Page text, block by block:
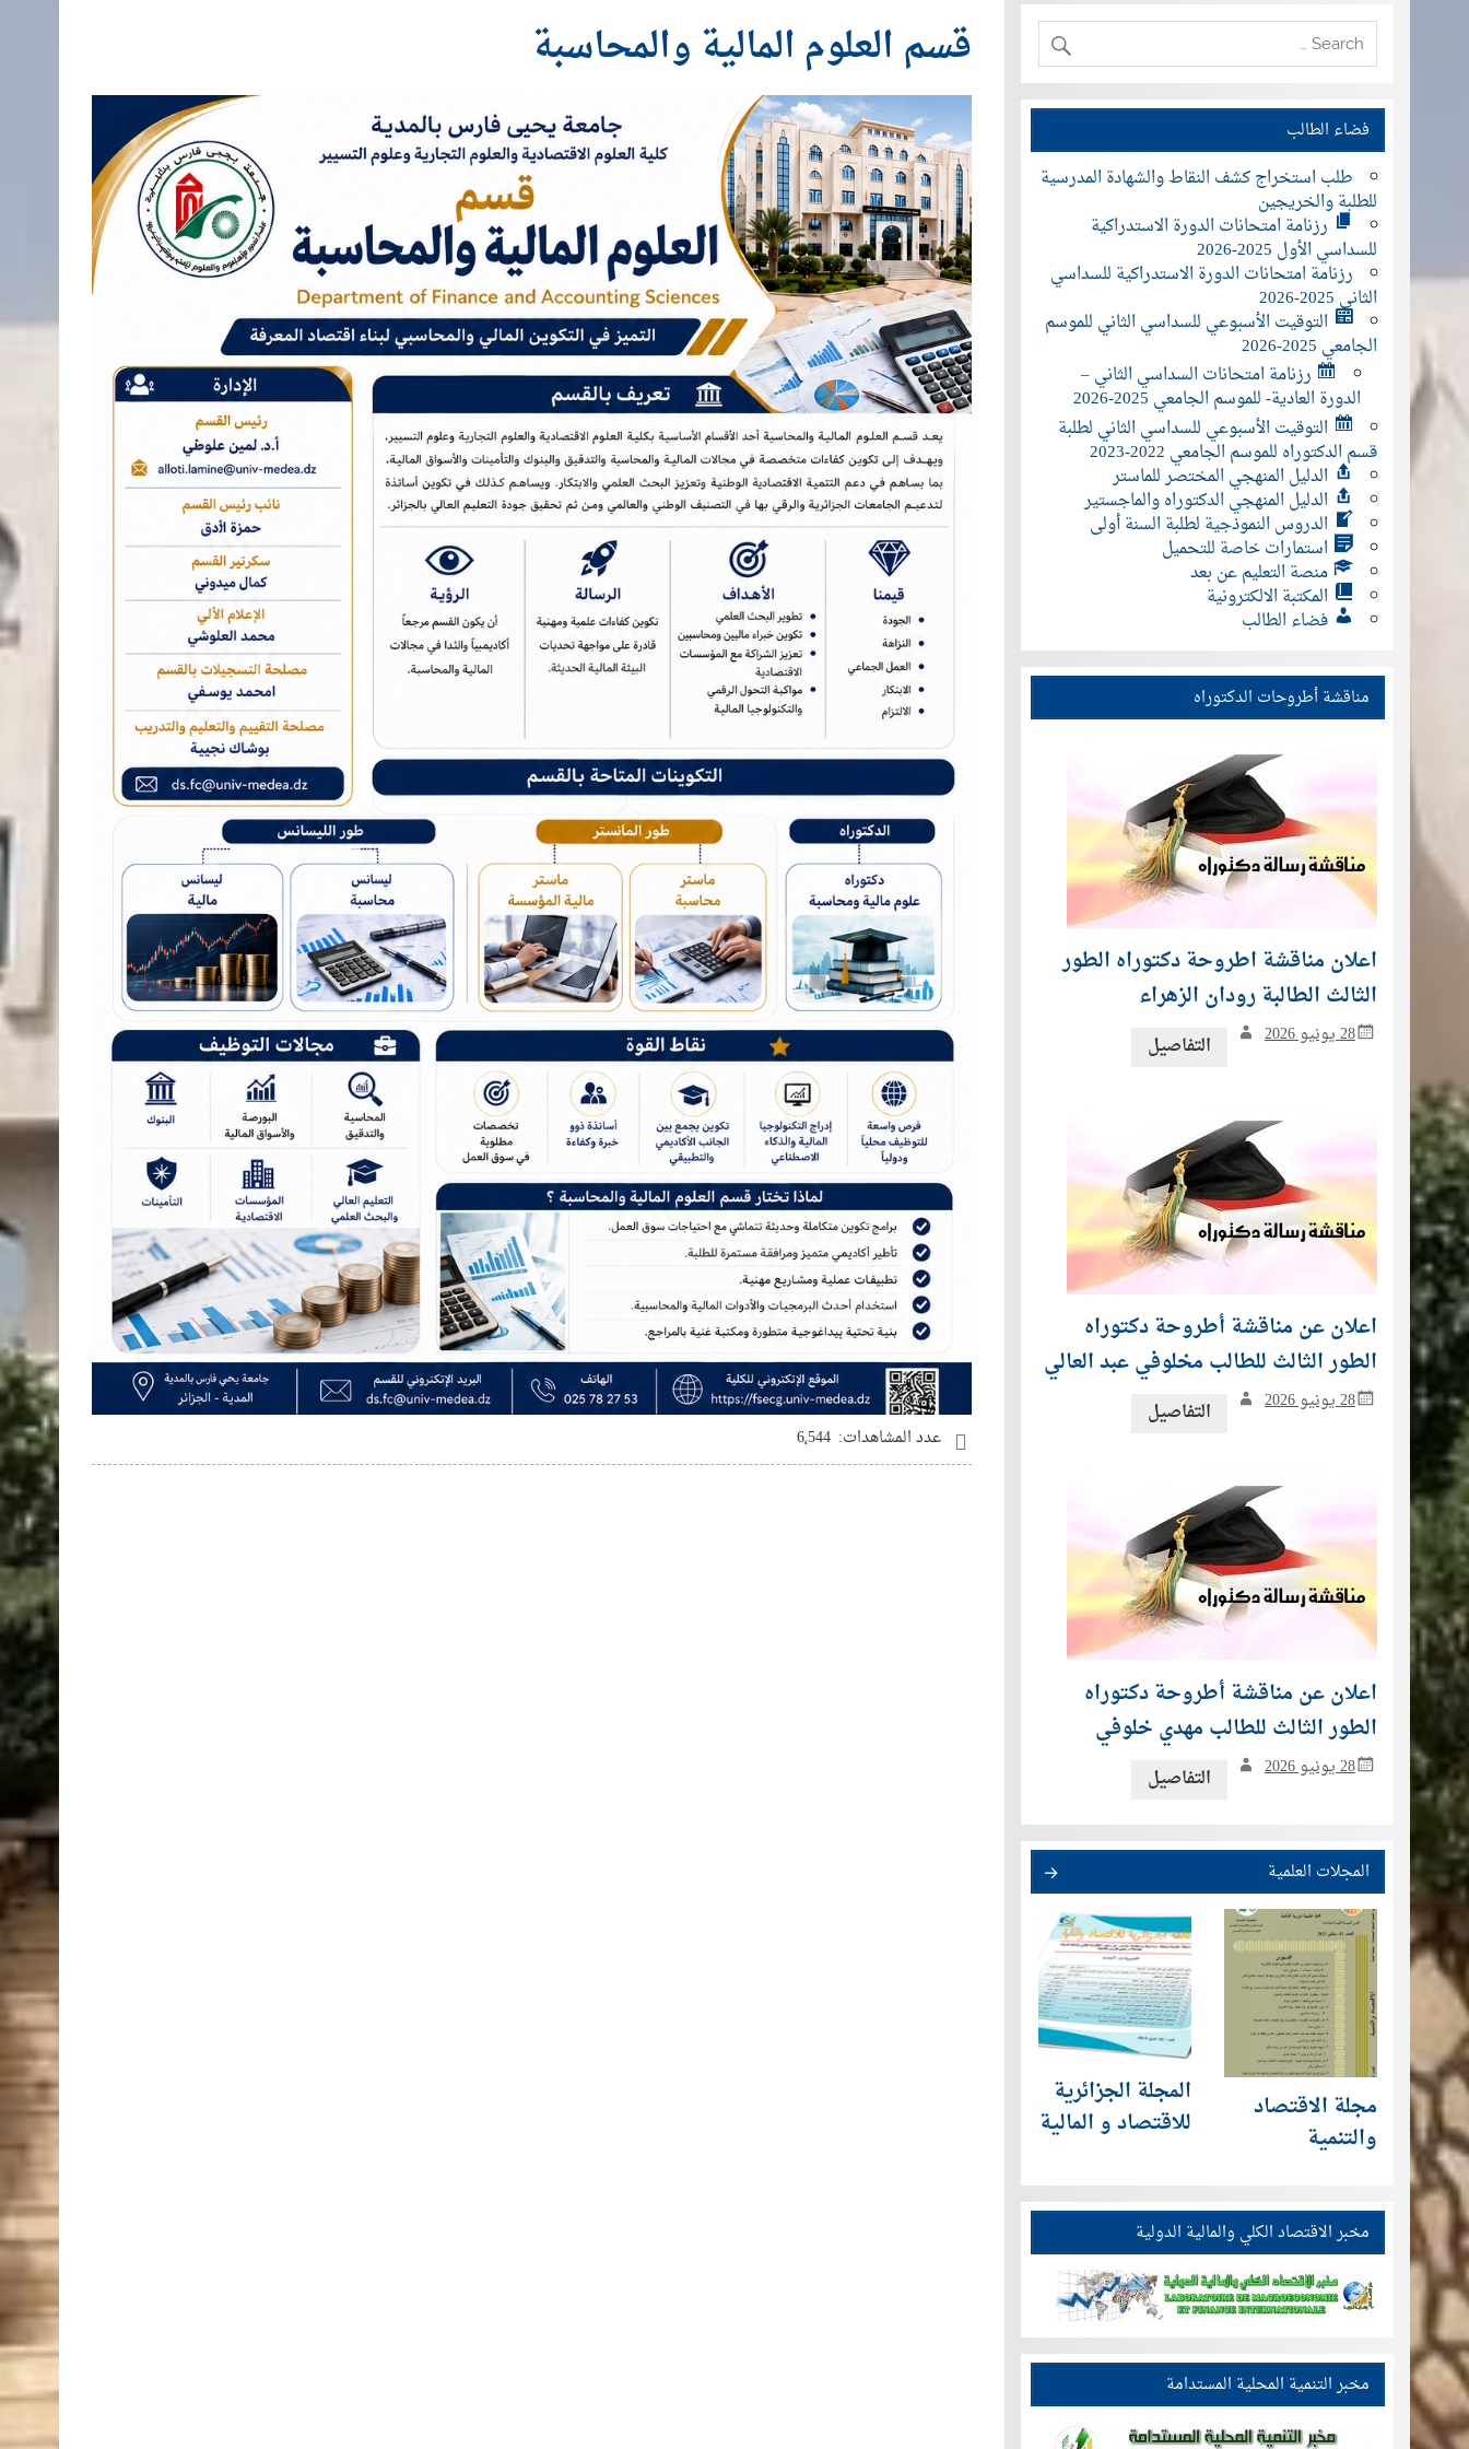
قسم العلوم المالية والمحاسبة
عدد المشاهدات: 6٬544
فضاء الطالب
طلب استخراج كشف النقاط والشهادة المدرسية
للطلبة والخريجين
رزنامة امتحانات الدورة الاستدراكية
للسداسي الأول 2025-2026
رزنامة امتحانات الدورة الاستدراكية للسداسي
الثاني 2025-2026
التوقيت الأسبوعي للسداسي الثاني للموسم
الجامعي 2025-2026
رزنامة امتحانات السداسي الثاني –
الدورة العادية- للموسم الجامعي 2025-2026
التوقيت الأسبوعي للسداسي الثاني لطلبة
قسم الدكتوراه للموسم الجامعي 2022-2023
الدليل المنهجي المختصر للماستر
الدليل المنهجي الدكتوراه والماجستير
الدروس النموذجية لطلبة السنة أولى
استمارات خاصة للتحميل
منصة التعليم عن بعد
المكتبة الالكترونية
فضاء الطالب
مناقشة أطروحات الدكتوراه
اعلان مناقشة اطروحة دكتوراه الطور
الثالث الطالبة رودان الزهراء
28 يونيو 2026 التفاصيل
اعلان عن مناقشة أطروحة دكتوراه
الطور الثالث للطالب مخلوفي عبد العالي
28 يونيو 2026 التفاصيل
اعلان عن مناقشة أطروحة دكتوراه
الطور الثالث للطالب مهدي خلوفي
28 يونيو 2026 التفاصيل
المجلات العلمية
مجلة الاقتصاد
والتنمية
المجلة الجزائرية
للاقتصاد و المالية
مخبر الاقتصاد الكلي والمالية الدولية
مخبر التنمية المحلية المستدامة